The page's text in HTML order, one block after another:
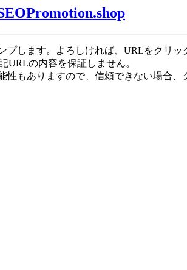
プします。よろしければ、URLをクリ
URLの内容を保証しません。
性もありますので、信頼できない場合、